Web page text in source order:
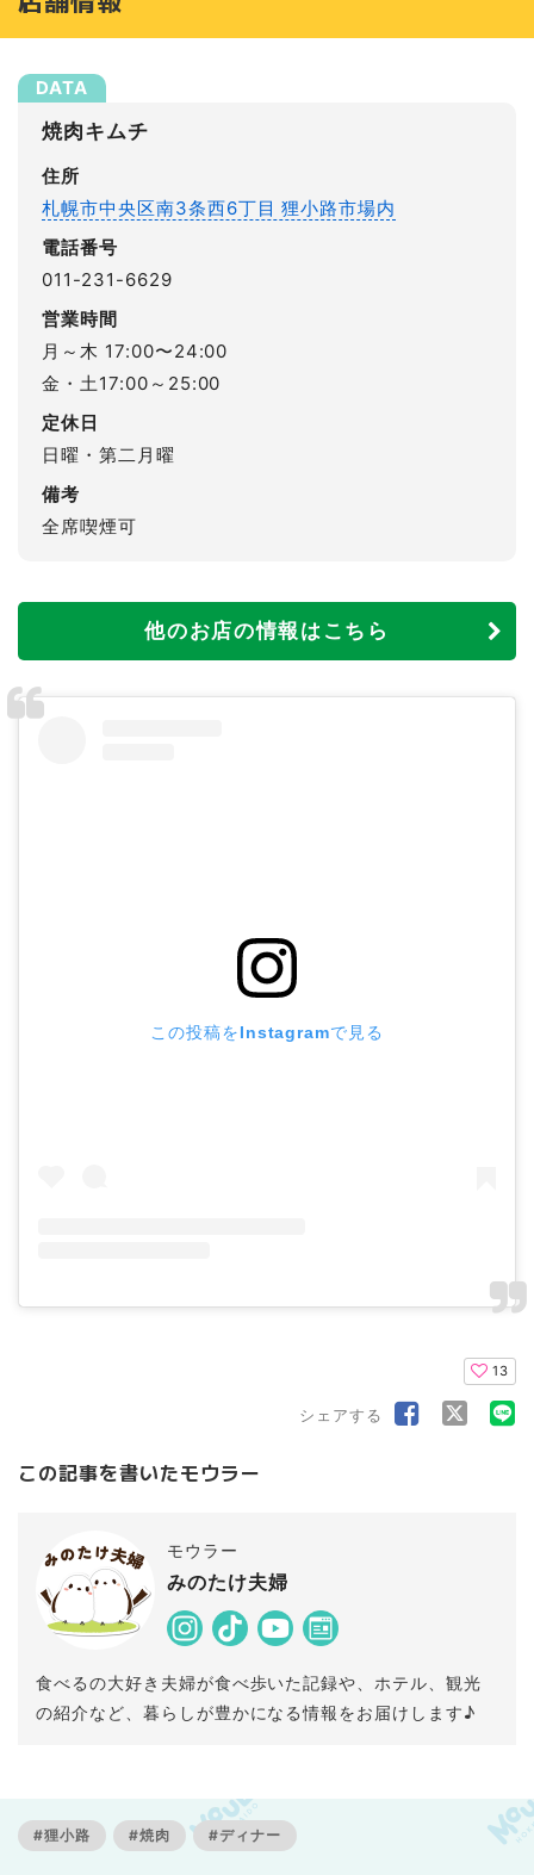
焼肉キムチ
住所
札幌市中央区南3条西6丁目 狸小路市場内
電話番号
011-231-6629
営業時間
月～木 17:00〜24:00
金・土17:00～25:00
定休日
日曜・第二月曜
備考
全席喫煙可
他のお店の情報はこちら
この投稿をInstagramで見る
13
シェアする
この記事を書いたモウラー
モウラー
みのたけ夫婦
食べるの大好き夫婦が食べ歩いた記録や、ホテル、観光
の紹介など、暮らしが豊かになる情報をお届けします♪
#狸小路 #焼肉 #ディナー